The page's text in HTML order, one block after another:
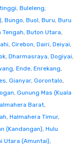
, Buleleng,
, Bungo, Buol, Buru, Buru
Tengah, Buton Utara,
, Cirebon, Dairi, Deiyai,
, Dharmasraya, Dogiyai,
, Ende, Enrekang,
, Gianyar, Gorontalo,
, Gunung Mas (Kuala
Barat,
, Halmahera Timur,
(Kandangan), Hulu
Utara (Amuntai),